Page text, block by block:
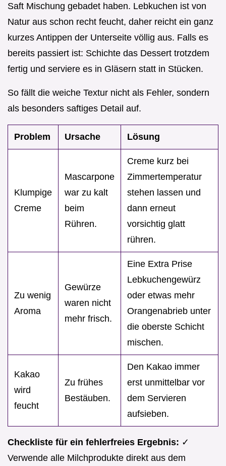
Saft Mischung gebadet haben. Lebkuchen ist von
Natur aus schon recht feucht, daher reicht ein ganz
kurzes Antippen der Unterseite völlig aus. Falls es
bereits passiert ist: Schichte das Dessert trotzdem
fertig und serviere es in Gläsern statt in Stücken.
So fällt die weiche Textur nicht als Fehler, sondern
als besonders saftiges Detail auf.
Problem Ursache Lösung
Klumpige
Creme
Mascarpone
war zu kalt
beim
Rühren.
Creme kurz bei
Zimmertemperatur
stehen lassen und
dann erneut
vorsichtig glatt
rühren.
Zu wenig
Aroma
Gewürze
waren nicht
mehr frisch.
Eine Extra Prise
Lebkuchengewürz
oder etwas mehr
Orangenabrieb unter
die oberste Schicht
mischen.
Kakao
wird
feucht
Zu frühes
Bestäuben.
Den Kakao immer
erst unmittelbar vor
dem Servieren
aufsieben.
Checkliste für ein fehlerfreies Ergebnis: ✓
Verwende alle Milchprodukte direkt aus dem